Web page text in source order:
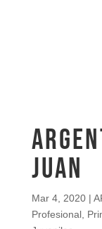
Juan
Mar 4, 2020|
Profesional,